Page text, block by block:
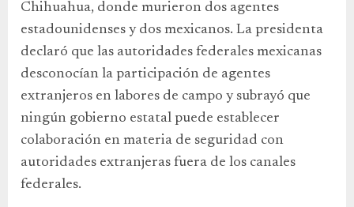
Chihuahua, donde murieron dos agentes
estadounidenses y dos mexicanos. La presidenta
declaró que las autoridades federales mexicanas
desconocían la participación de agentes
extranjeros en labores de campo y subrayó que
ningún gobierno estatal puede establecer
colaboración en materia de seguridad con
autoridades extranjeras fuera de los canales
federales.